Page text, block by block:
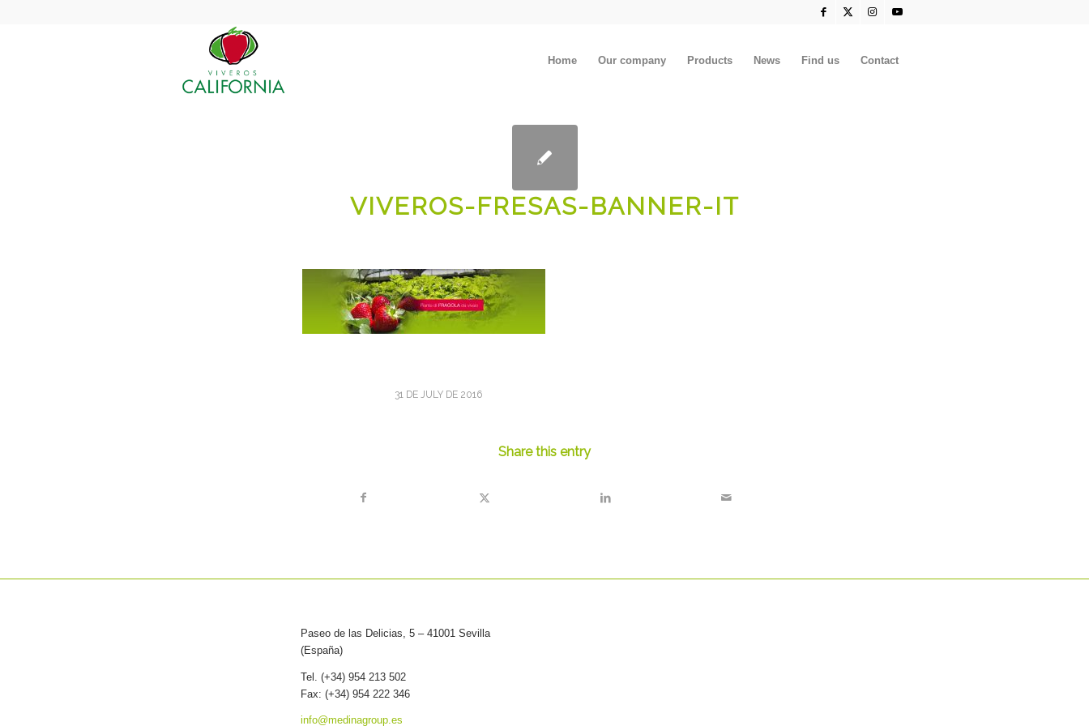
Home Our company Products News Find us Contact
VIVEROS-FRESAS-BANNER-IT
31 DE JULY DE 2016
Share this entry
Paseo de las Delicias, 5 – 41001 Sevilla
(España)
Tel. (+34) 954 213 502
Fax: (+34) 954 222 346
info@medinagroup.es